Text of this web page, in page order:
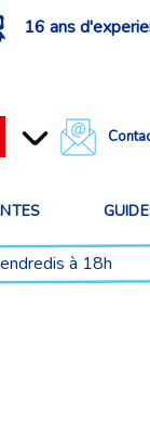
16 ans
à 18h